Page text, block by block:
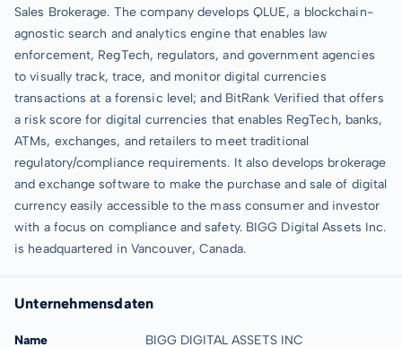
Sales Brokerage. The company develops QLUE, a blockchain-
agnostic search and analytics engine that enables law
enforcement, RegTech, regulators, and government agencies
to visually track, trace, and monitor digital currencies
transactions at a forensic level; and BitRank Verified that offers
a risk score for digital currencies that enables RegTech, banks,
ATMs, exchanges, and retailers to meet traditional
regulatory/compliance requirements. It also develops brokerage
and exchange software to make the purchase and sale of digital
currency easily accessible to the mass consumer and investor
with a focus on compliance and safety. BIGG Digital Assets Inc.
is headquartered in Vancouver, Canada.
Unternehmensdaten
Name BIGG DIGITAL ASSETS INC